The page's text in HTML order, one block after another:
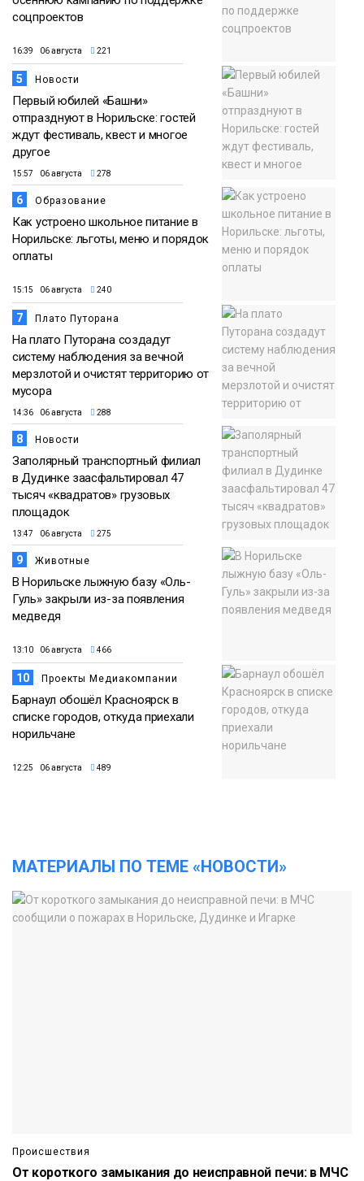
соцпроектов
16:39 06 августа 221
5 Новости
Первый юбилей «Башни»
отпразднуют в Норильске: гостей
ждут фестиваль, квест и многое
другое
15:57 06 августа 278
6 Образование
Как устроено школьное питание в
Норильске: льготы, меню и порядок
оплаты
15:15 06 августа 240
7 Плато Путорана
На плато Путорана создадут
систему наблюдения за вечной
мерзлотой и очистят территорию от
мусора
14:36 06 августа 288
8 Новости
Заполярный транспортный филиал
в Дудинке заасфальтировал 47
тысяч «квадратов» грузовых
площадок
13:47 06 августа 275
9 Животные
В Норильске лыжную базу «Оль-
Гуль» закрыли из-за появления
медведя
13:10 06 августа 466
10 Проекты Медиакомпании
Барнаул обошёл Красноярск в
списке городов, откуда приехали
норильчане
12:25 06 августа 489
МАТЕРИАЛЫ ПО ТЕМЕ «НОВОСТИ»
Происшествия
От короткого замыкания до неисправной печи: в МЧС